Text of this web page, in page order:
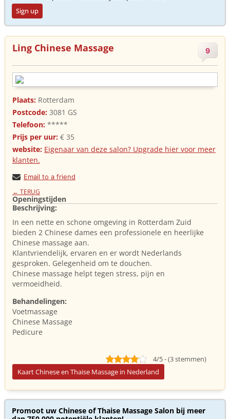
Sign up
Ling Chinese Massage 9
Plaats: Rotterdam
Postcode: 3081 GS
Telefoon: *****
Prijs per uur: € 35
website: Eigenaar van deze salon? Upgrade hier voor meer
klanten.
Email to a friend
← TERUG
Openingstijden
Beschrijving:
In een nette en schone omgeving in Rotterdam Zuid
bieden 2 Chinese dames een professionele en heerlijke
Chinese massage aan.
Klantvriendelijk, ervaren en er wordt Nederlands
gesproken. Gelegenheid om te douchen.
Chinese massage helpt tegen stress, pijn en
vermoeidheid.
Behandelingen:
Voetmassage
Chinese Massage
Pedicure
4/5 - (3 stemmen)
Kaart Chinese en Thaise Massage in Nederland
Promoot uw Chinese of Thaise Massage Salon bij meer